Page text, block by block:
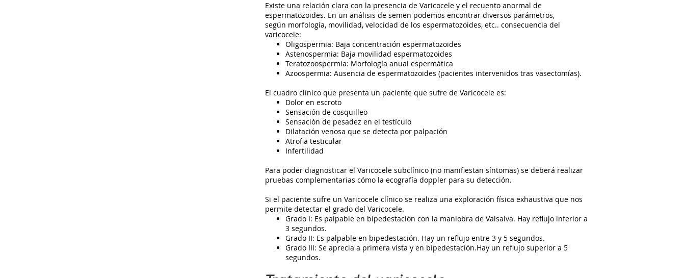
Existe una relación clara con la presencia de Varicocele y el recuento anormal de
espermatozoides. En un análisis de semen podemos encontrar diversos parámetros,
según morfología, movilidad, velocidad de los espermatozoides, etc.. consecuencia del
varicocele:
Oligospermia: Baja concentración espermatozoides
Astenospermia: Baja movilidad espermatozoides
Teratozoospermia: Morfología anual espermática
Azoospermia: Ausencia de espermatozoides (pacientes intervenidos tras vasectomías).
El cuadro clínico que presenta un paciente que sufre de Varicocele es:
Dolor en escroto
Sensación de cosquilleo
Sensación de pesadez en el testículo
Dilatación venosa que se detecta por palpación
Atrofia testicular
Infertilidad
Para poder diagnosticar el Varicocele subclínico (no manifiestan síntomas) se deberá realizar
pruebas complementarias cómo la ecografía doppler para su detección.
Si el paciente sufre un Varicocele clínico se realiza una exploración física exhaustiva que nos
permite detectar el grado del Varicocele.
Grado I: Es palpable en bipedestación con la maniobra de Valsalva. Hay reflujo inferior a
3 segundos.
Grado II: Es palpable en bipedestación. Hay un reflujo entre 3 y 5 segundos.
Grado III: Se aprecia a primera vista y en bipedestación.Hay un reflujo superior a 5
segundos.